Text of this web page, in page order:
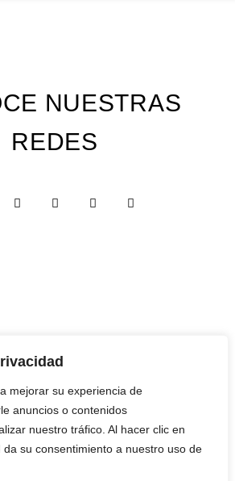
mejorar su experiencia de
anuncios o contenidos
nuestro tráfico. Al hacer clic en
da su consentimiento a nuestro uso de
NUESTRAS
REDES
Edition
Edition